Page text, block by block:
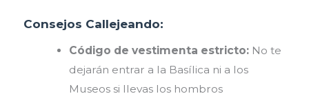
Consejos Callejeando:
Código de vestimenta estricto: No te
dejarán entrar a la Basílica ni a los
Museos si llevas los hombros